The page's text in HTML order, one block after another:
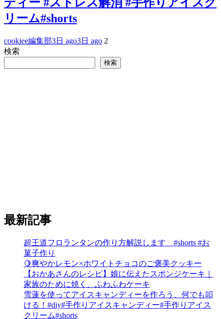
リーム#shorts
cookiee編集部3日 ago3日 ago 2
検索
検索
最新記事
超王道フロランタンの作り方解説します #shorts #お
菓子作り
🍋爽やかレモン×ホワイトチョコのご褒美クッキー
【おかあさんのレシピ】娘に伝えたスポンジケーキ｜
家族のために焼く、ふわふわケーキ
雪蓮を使ってアイスキャンディーを作ろう、何でも叩
ける！#diy#手作りアイスキャンディー#手作りアイス
クリーム#shorts